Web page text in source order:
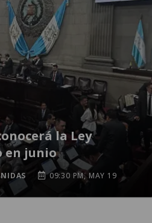
la Ley
en junio
09:30 PM, MAY 19